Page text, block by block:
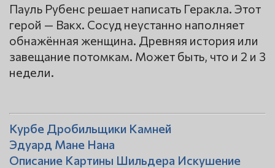
Пауль Рубенс решает написать Геракла. Этот
герой — Вакх. Сосуд неустанно наполняет
обнажённая женщина. Древняя история или
завещание потомкам. Может быть, что и 2 и 3
недели.
Курбе Дробильщики Камней
Эдуард Мане Нана
Описание Картины Шильдера Искушение